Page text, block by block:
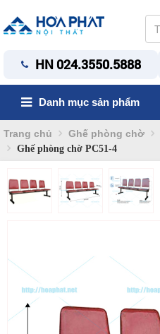
HN 024.3550.5888
Danh mục sản phẩm
Trang chủ Ghế phòng chờ
Ghế phòng chờ PC51-4